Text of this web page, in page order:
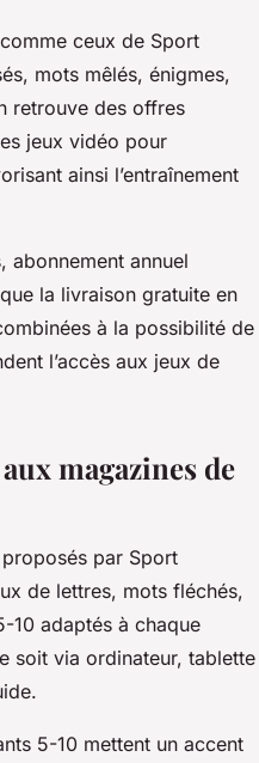
ceux de Sport
mots mêlés, énigmes,
retrouve des offres
jeux vidéo pour
ainsi l’entraînement
abonnement annuel
la livraison gratuite en
à la possibilité de
l’accès aux jeux de
magazines de
par Sport
de lettres, mots fléchés,
10 adaptés à chaque
soit via ordinateur, tablette
5-10 mettent un accent